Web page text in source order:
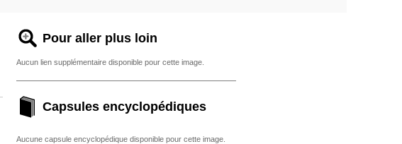
Pour aller plus loin
Aucun lien supplémentaire disponible pour cette image.
Capsules encyclopédiques
Aucune capsule encyclopédique disponible pour cette image.